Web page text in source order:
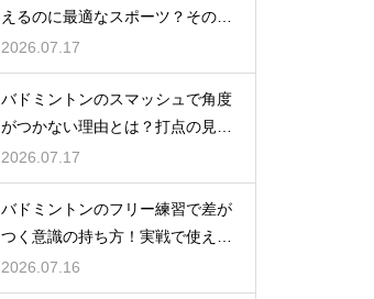
えるのに最適なスポーツ？その理
由
2026.07.17
バドミントンのスマッシュで角度
がつかない理由とは？打点の見直
し方
2026.07.17
バドミントンのフリー練習で差が
つく意識の持ち方！実戦で使える
生きた球を打つ極意
2026.07.16